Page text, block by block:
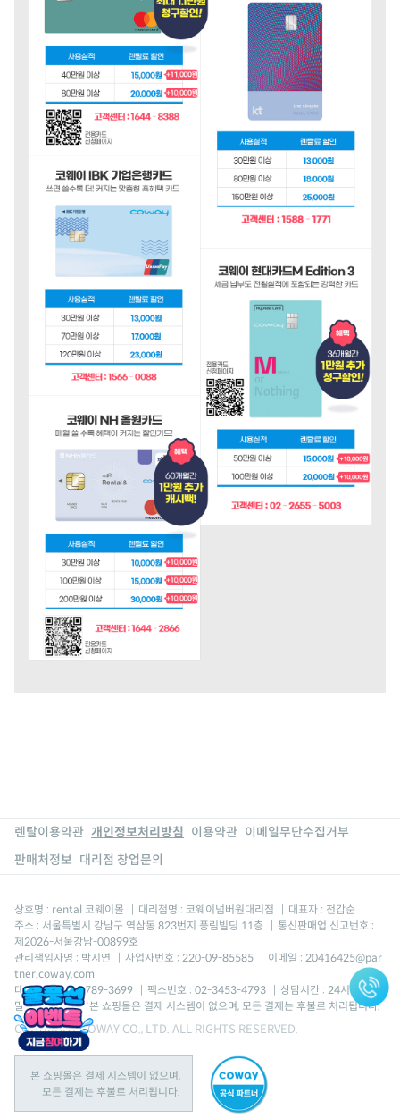
렌탈이용약관 개인정보처리방침 이용약관 이메일무단수집거부
판매처정보 대리점 창업문의
상호명 : rental 코웨이몰 대리점명 : 코웨이넘버원대리점
대표자 : 전갑순
주소 : 서울특별시 강남구 역삼동 823번지 풍림빌딩 11층
통신판매업 신고번호 :
제2026-서울강남-00899호
관리책임자명 : 박지연
사업자번호 : 220-09-85585
이메일 : 20416425@par
tner.coway.com
대표번호 : 080-789-3699
팩스번호 : 02-3453-4793
상담시간 : 24시간 (주
말, 공휴일포함) *본 쇼핑몰은 결제 시스템이 없으며, 모든 결제는 후불로 처리됩니다.
COPYRIGHT COWAY CO., LTD. ALL RIGHTS RESERVED.
본 쇼핑몰은 결제 시스템이 없으며,
모든 결제는 후불로 처리됩니다.